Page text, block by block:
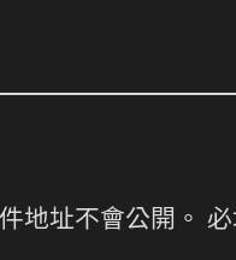
地址不會公開。